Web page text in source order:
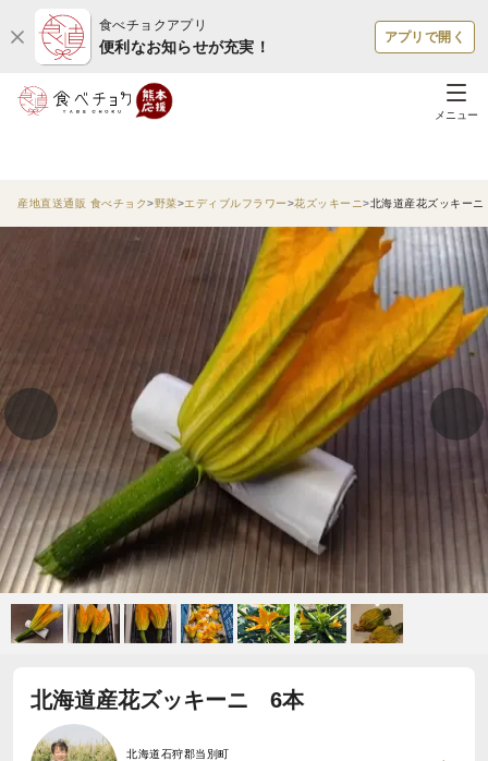
食べチョクアプリ
便利なお知らせが充実！
アプリで開く
メニュー
産地直送通販 食べチョク 野菜 エディブルフラワー 花ズッキーニ 北海道産花ズッキー
北海道産花ズッキーニ 6本
北海道石狩郡当別町